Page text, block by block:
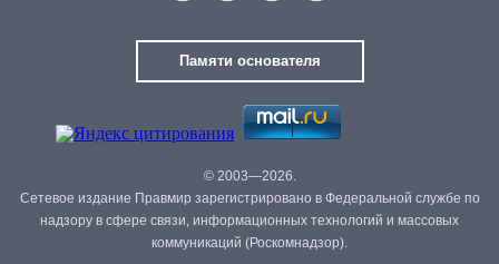
Памяти основателя
© 2003—2026.
Сетевое издание Правмир зарегистрировано в Федеральной службе по
надзору в сфере связи, информационных технологий и массовых
коммуникаций (Роскомнадзор).